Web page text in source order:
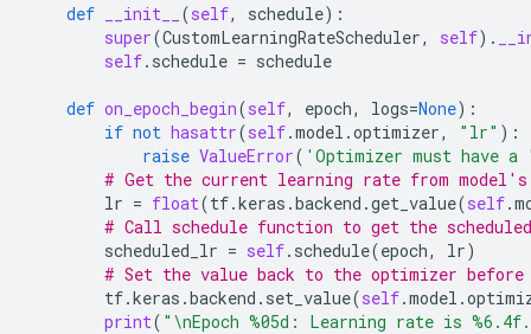
def __init__ (self, schedule):
super(CustomLearningRateScheduler, self) .
self. schedule = schedule
def on_epoch_begin(self, epoch, logs=None):
if not hasattr(self.model .optimizer, "lr" ):
raise ValueError( 'Optimizer must
# Get the current learning rate from
lr = float(tf.keras .backend .get_value(self.
# Call schedule function to get the
scheduled_lr = self. schedule(epoch, lr)
# Set the value back to the optimizer
tf.keras .backend . set_value(self.model .
print( " \nEpoch %05d : Learning rate is %6.4f